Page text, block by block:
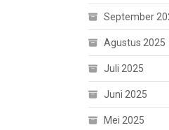
September
Agustus 2025
Juli 2025
Juni 2025
Mei 2025